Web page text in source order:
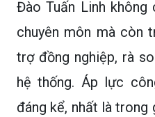
Đào Tuấn Linh
chuyên môn mà còn
trợ đồng nghiệp, rà
hệ thống. Áp lực
đáng kể, nhất là